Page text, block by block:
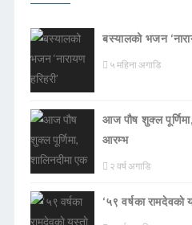
बस्यालको भजन
५ महिना अगाडि
आज पौष शुक्ल
आरम्भ
२ वर्ष अगाडि
‘५९ वर्षका रामदेवकाे